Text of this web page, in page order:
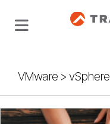
VMware > vSphere